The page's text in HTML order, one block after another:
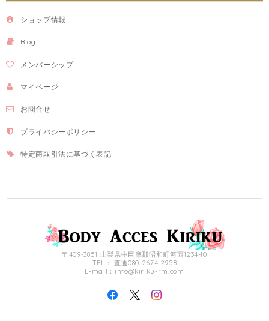
ショップ情報
Blog
メンバーシップ
マイページ
お問合せ
プライバシーポリシー
特定商取引法に基づく表記
〒409-3851 山梨県中巨摩郡昭和町河西1234-10
TEL： 直通080-2674-2958
E-mail： info@kiriku-rm.com